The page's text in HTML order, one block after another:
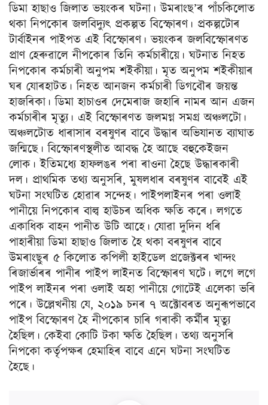
ডিমা হাছাও জিলাত ভয়ংকৰ ঘটনা। উমৰাংছ’ৰ পাঁচকিলোত
থকা নিপকোৰ জলবিদ্যুৎ প্ৰকল্পত বিস্ফোৰণ। প্ৰকল্পটোৰ
টাৰ্বাইনৰ পাইপত এই বিস্ফোৰণ। ভয়ংকৰ জলবিস্ফোৰণত
প্ৰাণ হেৰুৱালে নীপকোৰ তিনি কৰ্মচাৰীয়ে। ঘটনাত নিহত
নিপকোৰ কৰ্মচাৰী অনুপম শইকীয়া। মৃত অনুপম শইকীয়াৰ
ঘৰ যোৰহাটত। নিহত আনজন কৰ্মচাৰী ডিগবৌৰ জয়ন্ত
হাজৰিকা। ডিমা হাচাওৰ দেমেৰাজ জহাৰি নামৰ আন এজন
কৰ্মচাৰীৰ মৃত্যু। এই বিস্ফোৰণত জলমগ্ন সমগ্ৰ অঞ্চলটো।
অঞ্চলটোত ধাৰাসাৰ বৰষুণৰ বাবে উদ্ধাৰ অভিযানত ব্যাঘাত
জন্মিছে। বিস্ফোৰণস্থলীত আবদ্ধ হৈ আছে বহুকেইজন
লোক। ইতিমধ্যে হাফলঙৰ পৰা ৰাওনা হৈছে উদ্ধাৰকাৰী
দল। প্ৰাথমিক তথ্য অনুসৰি, মুষলধাৰ বৰষুণৰ বাবেই এই
ঘটনা সংঘটিত হোৱাৰ সন্দেহ। পাইপলাইনৰ পৰা ওলাই
পানীয়ে নিপকোৰ বাল্ব হাউচৰ অধিক ক্ষতি কৰে। লগতে
একাধিক বাহন পানীত উটি আহে। যোৱা দুদিন ধৰি
পাহাৰীয়া ডিমা হাছাও জিলাত হৈ থকা বৰষুণৰ বাবে
উমৰাংছুৰ ৫ কিলোত কপিলী হাইডেল প্ৰজেক্টৰৰ খান্দং
ৰিজাৰ্ভাৰৰ পানীৰ পাইপ লাইনত বিস্ফোৰণ ঘটে। লগে লগে
পাইপ লাইনৰ পৰা ওলাই অহা পানীয়ে গোটেই এলেকা ভৰি
পৰে। উল্লেখনীয় যে, ২০১৯ চনৰ ৭ অক্টোবৰত অনুৰূপভাবে
পাইপ বিস্ফোৰণ হৈ নীপকোৰ চাৰি গৰাকী কৰ্মীৰ মৃত্যু
হৈছিল। কেইবা কোটি টকা ক্ষতি হৈছিল। তথ্য অনুসৰি
নিপকো কৰ্তৃপক্ষৰ হেমাহিৰ বাবে এনে ঘটনা সংঘটিত
হৈছে।